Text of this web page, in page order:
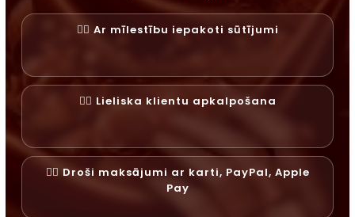
✓⃝ Ar mīlestību iepakoti sūtījumi
✓⃝ Lieliska klientu apkalpošana
✓⃝ Droši maksājumi ar karti, PayPal, Apple
Pay